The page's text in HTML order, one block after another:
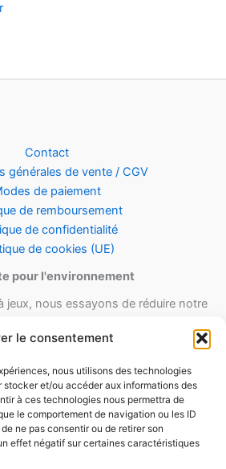
le consentement
nous utilisons des technologies
stocker et/ou accéder aux informations des
à ces technologies nous permettra de
le comportement de navigation ou les ID
ne pas consentir ou de retirer son
effet négatif sur certaines caractéristiques
Contact
générales de vente / CGV
de paiement
de remboursement
de confidentialité
de cookies (UE)
pour l'environnement
jeux, nous essayons de réduire notre
de matériel d’emballage lors de